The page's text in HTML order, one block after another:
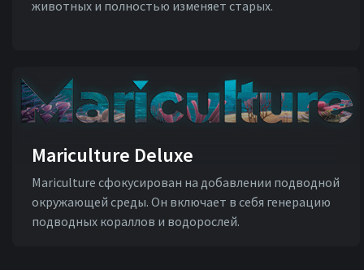
животных и полностью изменяет старых.
Mariculture Deluxe
Mariculture сфокусирован на добавлении подводной
окружающей среды. Он включает в себя генерацию
подводных кораллов и водорослей.